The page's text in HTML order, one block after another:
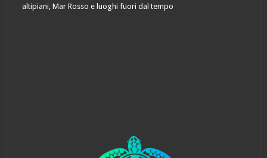
altipiani, Mar Rosso e luoghi fuori dal tempo